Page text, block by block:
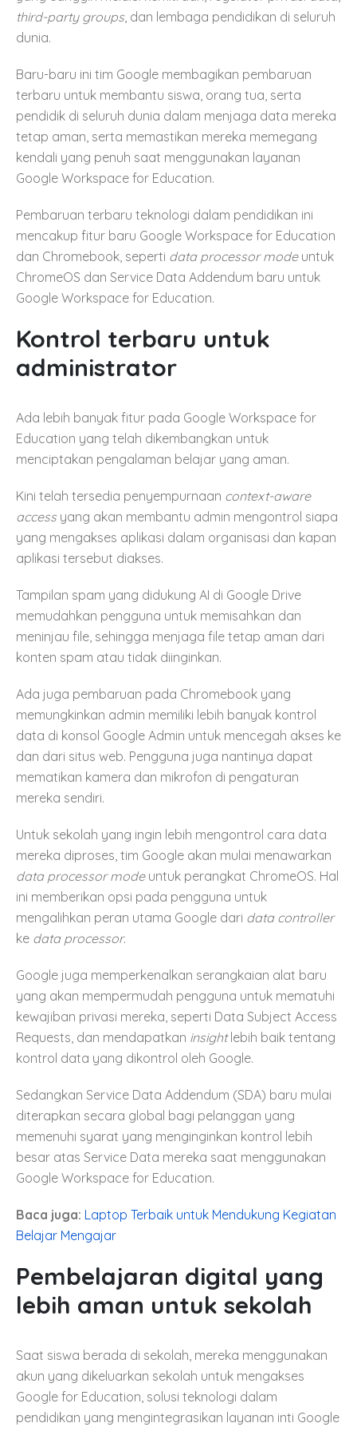
third-party groups, dan lembaga pendidikan di seluruh
dunia.
Baru-baru ini tim Google membagikan pembaruan
terbaru untuk membantu siswa, orang tua, serta
pendidik di seluruh dunia dalam menjaga data mereka
tetap aman, serta memastikan mereka memegang
kendali yang penuh saat menggunakan layanan
Google Workspace for Education.
Pembaruan terbaru teknologi dalam pendidikan ini
mencakup fitur baru Google Workspace for Education
dan Chromebook, seperti data processor modeuntuk
ChromeOS dan Service Data Addendum baru untuk
Google Workspace for Education.
Kontrol terbaru untuk
administrator
Ada lebih banyak fitur pada Google Workspace for
Education yang telah dikembangkan untuk
menciptakan pengalaman belajar yang aman.
Kini telah tersedia penyempurnaan context-aware
access yang akan membantu admin mengontrol siapa
yang mengakses aplikasi dalam organisasi dan kapan
aplikasi tersebut diakses.
Tampilan spam yang didukung AI di Google Drive
memudahkan pengguna untuk memisahkan dan
meninjau file, sehingga menjaga file tetap aman dari
konten spam atau tidak diinginkan.
Ada juga pembaruan pada Chromebook yang
memungkinkan admin memiliki lebih banyak kontrol
data di konsol Google Admin untuk mencegah akses ke
dan dari situs web. Pengguna juga nantinya dapat
mematikan kamera dan mikrofon di pengaturan
mereka sendiri.
Untuk sekolah yang ingin lebih mengontrol cara data
mereka diproses, tim Google akan mulai menawarkan
data processor modeuntuk perangkat ChromeOS. Hal
ini memberikan opsi pada pengguna untuk
mengalihkan peran utama Google dari data controller
ke data processor.
Google juga memperkenalkan serangkaian alat baru
yang akan mempermudah pengguna untuk mematuhi
kewajiban privasi mereka, seperti Data Subject Access
Requests, dan mendapatkan insightlebih baik tentang
kontrol data yang dikontrol oleh Google.
Sedangkan Service Data Addendum (SDA) baru mulai
diterapkan secara global bagi pelanggan yang
memenuhi syarat yang menginginkan kontrol lebih
besar atas Service Data mereka saat menggunakan
Google Workspace for Education.
Baca juga: Laptop Terbaik untuk Mendukung Kegiatan
Belajar Mengajar
Pembelajaran digital yang
lebih aman untuk sekolah
Saat siswa berada di sekolah, mereka menggunakan
akun yang dikeluarkan sekolah untuk mengakses
Google for Education, solusi teknologi dalam
pendidikan yang mengintegrasikan layanan inti Google